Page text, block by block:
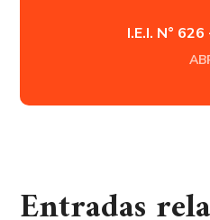
I.E.I. N°